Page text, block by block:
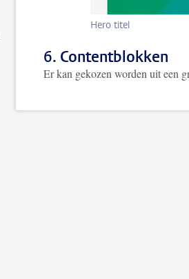
Hero titel
6. Contentblokken
Er kan gekozen worden uit een